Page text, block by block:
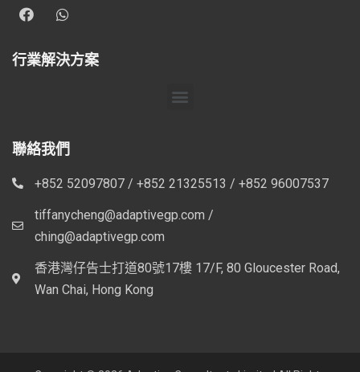
行業解決方案
聯絡我們
+852 52097807 / +852 21325513 / +852 96007537
tiffanycheng@adaptivegp.com /
ching@adaptivegp.com
香港灣仔告士打道80號17樓 17/F, 80 Gloucester Road,
Wan Chai, Hong Kong